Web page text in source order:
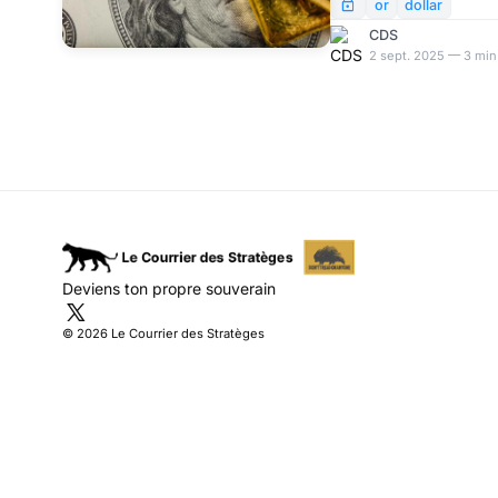
désormais plus du
fébrile d'un âge
or
dollar
CDS
2 sept. 2025 — 3
Deviens ton propre souverain
© 2026 Le Courrier des Stratèges